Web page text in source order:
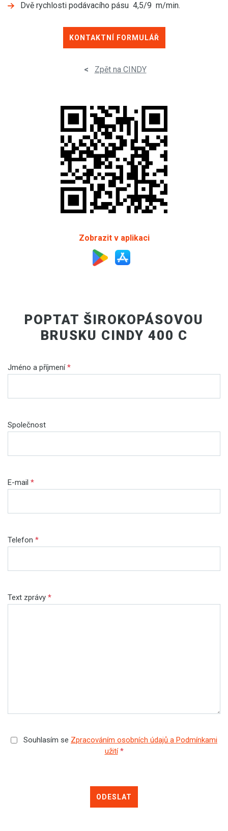
Dvě rychlosti podávacího pásu 4,5/9 m/min.
KONTAKTNÍ FORMULÁŘ
< Zpět na CINDY
Zobrazit v aplikaci
POPTAT ŠIROKOPÁSOVOU
BRUSKU CINDY 400 C
Jméno a příjmení*
Společnost
E-mail *
Telefon *
Text zprávy *
Souhlasím se Zpracováním osobních údajů a Podmínkami
užití *
ODESLAT